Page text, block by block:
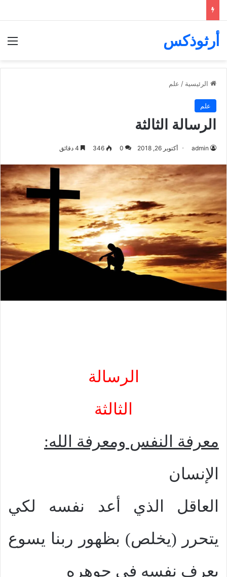
أرثوذكس
الرئيسية / علم
علم
الرسالة الثالثة
admin أكتوبر 26, 2018 0
346
الرسالة
الثالثة
معرفة النفس ومعرفة الله:
الإنسان
العاقل الذي أعد نفسه لكي
يتحرر (يخلص) بظهور ربنا يسوع
يعرف نفسه في جوهره